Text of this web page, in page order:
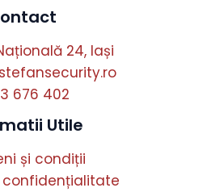
24, Iași
676 402
Utile
și condiții
confidențialitate